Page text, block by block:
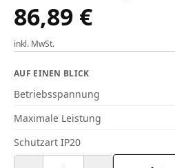
86,89 €
inkl. MwSt.
AUF EINEN BLICK
Betriebsspannung
Maximale Leistung
Schutzart IP20